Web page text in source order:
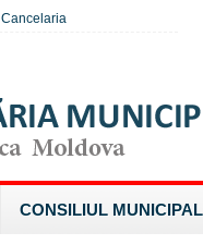
Cancelaria
CONSILIUL MUNICIPAL